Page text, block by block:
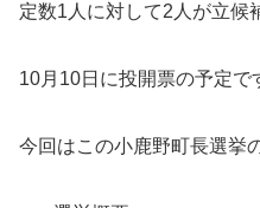
定数1人に対して2人が立候
10月10日に投開票の予定で
今回はこの小鹿野町長選挙